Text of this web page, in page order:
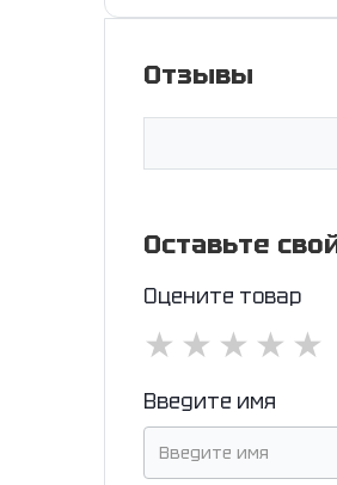
Отзывы
Оставьте
Оцените товар
★
★
★
★
★
Введите имя